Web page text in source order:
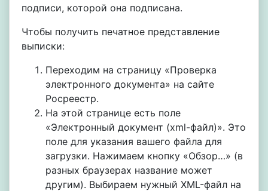
подписи, которой она подписана.
Чтобы получить печатное представление
выписки:
Переходим на страницу «Проверка
электронного документа» на сайте
Росреестр.
На этой странице есть поле
«Электронный документ (xml-файл)». Это
поле для указания вашего файла для
загрузки. Нажимаем кнопку «Обзор…» (в
разных браузерах название может
другим). Выбираем нужный XML-файл на